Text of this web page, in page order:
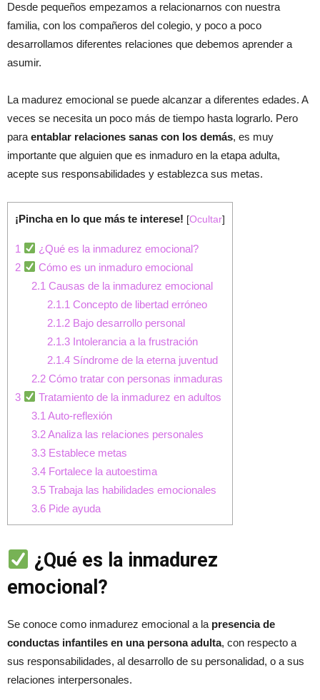
Desde pequeños empezamos a relacionarnos con nuestra
familia, con los compañeros del colegio, y poco a poco
desarrollamos diferentes relaciones que debemos aprender a
asumir.
La madurez emocional se puede alcanzar a diferentes edades. A
veces se necesita un poco más de tiempo hasta lograrlo. Pero
para entablar relaciones sanas con los demás, es muy
importante que alguien que es inmaduro en la etapa adulta,
acepte sus responsabilidades y establezca sus metas.
¡Pincha en lo que más te interese! [Ocultar]
1
¿Qué es la inmadurez emocional?
2
Cómo es un inmaduro emocional
2.1 Causas de la inmadurez emocional
2.1.1 Concepto de libertad erróneo
2.1.2 Bajo desarrollo personal
2.1.3 Intolerancia a la frustración
2.1.4 Síndrome de la eterna juventud
2.2Cómo tratar con personas inmaduras
3
Tratamiento de la inmadurez en adultos
3.1 Auto-reflexión
3.2Analiza las relaciones personales
3.3Establece metas
3.4Fortalece la autoestima
3.5Trabaja las habilidades emocionales
3.6Pide ayuda
¿Qué es la inmadurez
emocional?
Se conoce como inmadurez emocional a la presencia de
conductas infantiles en una persona adulta, con respecto a
sus responsabilidades, al desarrollo de su personalidad, o a sus
relaciones interpersonales.